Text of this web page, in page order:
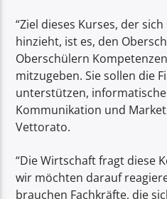
“Ziel dieses Kurses, der
hinzieht, ist es, den
Oberschülern
mitzugeben. Sie sollen die
unterstützen,
Kommunikation und
Vettorato.
“Die Wirtschaft fragt diese
wir möchten darauf
brauchen Fachkräfte, die